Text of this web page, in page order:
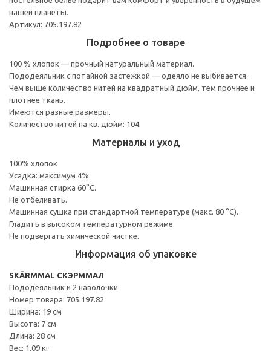
нашей планеты.
Артикул: 705.197.82
Подробнее о товаре
100 % хлопок — прочный натуральный материал.
Пододеяльник с потайной застежкой — одеяло не выбивается.
Чем выше количество нитей на квадратный дюйм, тем прочнее и
плотнее ткань.
Имеются разные размеры.
Количество нитей на кв. дюйм: 104.
Материалы и уход
100% хлопок
Усадка: максимум 4%.
Машинная стирка 60°С.
Не отбеливать.
Машинная сушка при стандартной температуре (макс. 80 °C).
Гладить в высоком температурном режиме.
Не подвергать химической чистке.
Информация об упаковке
SKÄRMMAL СКЭРММАЛ
Пододеяльник и 2 наволочки
Номер товара: 705.197.82
Ширина: 19 см
Высота: 7 см
Длина: 28 см
Вес: 1.09 кг